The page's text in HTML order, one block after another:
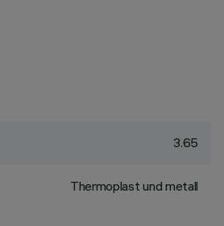
3.65
Thermoplast und metall